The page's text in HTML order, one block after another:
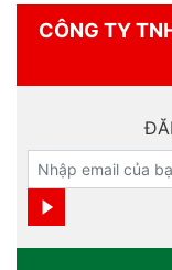
CÔNG TY